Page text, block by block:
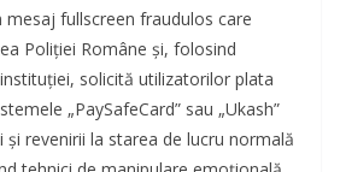
mesaj fullscreen fraudulos care
Poliţiei Române şi, folosind
solicită utilizatorilor plata
„PaySafeCard” sau „Ukash”
şi revenirii la starea de lucru normală